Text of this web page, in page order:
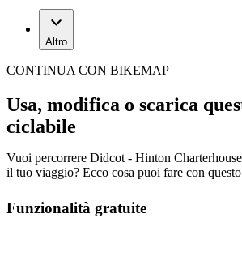
Altro
CONTINUA CON BIKEMAP
Usa, modifica o scarica
ciclabile
Vuoi percorrere Didcot - Hinton
il tuo viaggio? Ecco cosa puoi fare con
Funzionalità gratuite